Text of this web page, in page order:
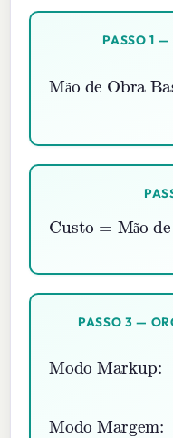
PASSO 1
ã
ã
Custo =Mão
Custos
PASSO 3 —